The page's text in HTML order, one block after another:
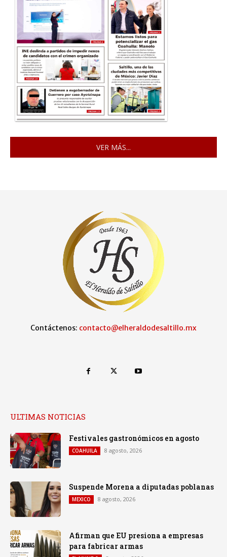
VER MÁS...
Contáctenos: contacto@elheraldodesaltillo.mx
ULTIMAS NOTICIAS
Festivales gastronómicos en agosto
COAHUILA 8 agosto, 2026
Suspende Morena a diputadas poblanas
MEXICO 8 agosto, 2026
Afirman que EU presiona a empresas
para fabricar armas